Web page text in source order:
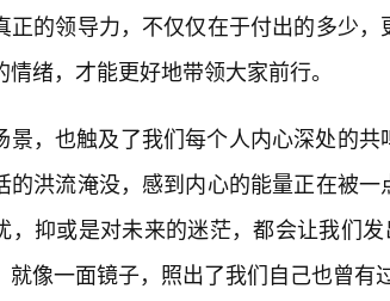
正的领导力，不仅仅在于付出的多少
情绪，才能更好地带领大家前行。
景，也触及了我们每个人内心深处的
的洪流淹没，感到内心的能量正在被
，抑或是对未来的迷茫，都会让我们
就像一面镜子，照出了我们自己也曾有